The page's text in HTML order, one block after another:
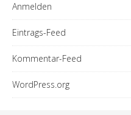
Anmelden
Eintrags-Feed
Kommentar-Feed
WordPress.org